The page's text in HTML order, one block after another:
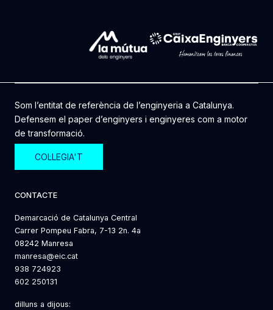
Som l’entitat de referència de l’enginyeria a Catalunya.
Defensem el paper d’enginyers i enginyeres com a motor
de transformació.
COL·LEGIA'T
CONTACTE
Demarcació de Catalunya Central
Carrer Pompeu Fabra, 7-13 2n. 4a
08242 Manresa
manresa@eic.cat
938 724923
602 250131
dilluns a dijous: